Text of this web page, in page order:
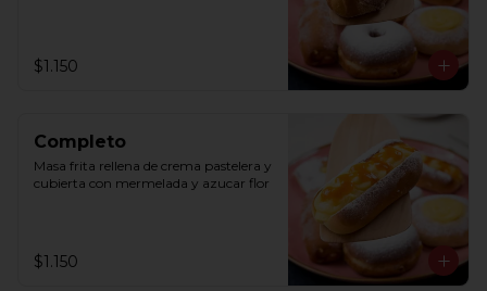
$1.150
Completo
Masa frita rellena de crema pastelera y
cubierta con mermelada y azucar flor
$1.150